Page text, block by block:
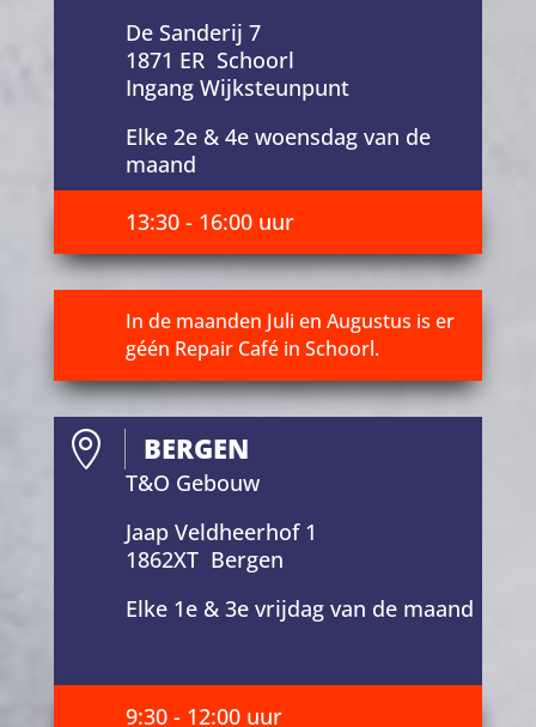
De Sanderij 7
1871 ER Schoorl
Ingang Wijksteunpunt
Elke 2e & 4e woensdag van de
maand
13:30 - 16:00 uur
In de maanden Juli en Augustus is er
géén Repair Café in Schoorl.
 BERGEN
T&O Gebouw
Jaap Veldheerhof 1
1862XT Bergen
Elke 1e & 3e vrijdag van de maand
9:30 - 12:00 uur